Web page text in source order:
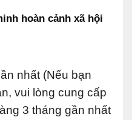
hoàn cảnh xã hội
nhất (Nếu bạn
vui lòng cung cấp
3 tháng gần nhất